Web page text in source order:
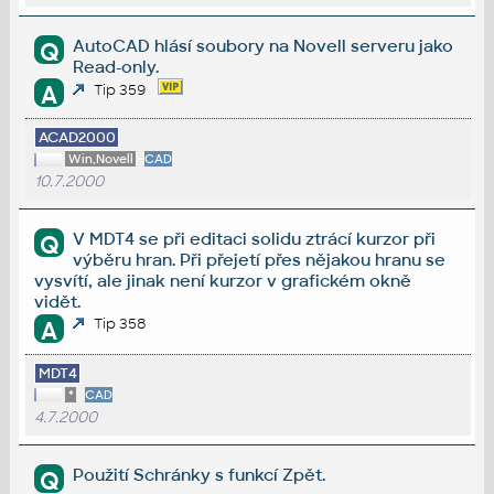
Q
AutoCAD hlásí soubory na Novell serveru jako
Read-only.
A Tip 359
ACAD2000
Win,Novell CAD
10.7.2000
Q
V MDT4 se při editaci solidu ztrácí kurzor při
výběru hran. Při přejetí přes nějakou hranu se
vysvítí, ale jinak není kurzor v grafickém okně
vidět.
A Tip 358
MDT4
* CAD
4.7.2000
Q Použití Schránky s funkcí Zpět.